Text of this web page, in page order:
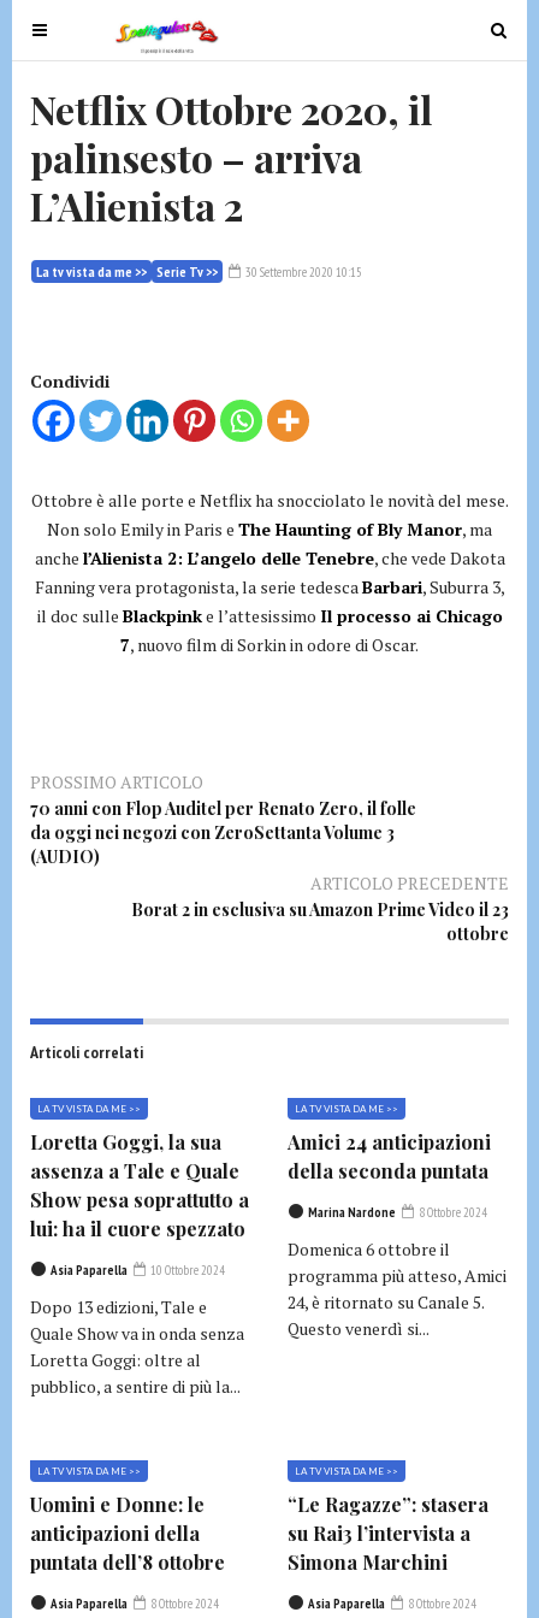
T
o
g
e
n
v
i
t
o
T
o
Netflix Ottobre 2020, il
palinsesto – arriva
L’Alienista 2
La tv vista da me >> Serie Tv >> 30 Settembre 2020 10:15
Condividi
Ottobre è alle porte e Netflix ha snocciolato le novità del mese.
Non solo Emily in Paris e The Haunting of Bly Manor, ma
anche l’Alienista 2: L’angelo delle Tenebre, che vede Dakota
Fanning vera protagonista, la serie tedescaBarbari, Suburra 3,
il doc sulle Blackpinke l’attesissimo Il processo ai Chicago
7, nuovo film di Sorkin in odore di Oscar.
PROSSIMO ARTICOLO
70 anni con Flop Auditel per Renato Zero, il folle
da oggi nei negozi con ZeroSettanta Volume 3
(AUDIO)
ARTICOLO PRECEDENTE
Borat 2 in esclusiva su Amazon Prime Video il 23
ottobre
Articoli correlati
LA TV VISTA DA ME >>
Loretta Goggi, la sua
assenza a Tale e Quale
Show pesa soprattutto a
lui: ha il cuore spezzato
Asia Paparella 10 Ottobre 2024
Dopo 13 edizioni, Tale e
Quale Show va in onda senza
Loretta Goggi: oltre al
pubblico, a sentire di più la...
LA TV VISTA DA ME >>
Amici 24 anticipazioni
della seconda puntata
Marina Nardone 8 Ottobre 2024
Domenica 6 ottobre il
programma più atteso, Amici
24, è ritornato su Canale 5.
Questo venerdì si...
LA TV VISTA DA ME >>
Uomini e Donne: le
anticipazioni della
puntata dell’8 ottobre
Asia Paparella 8 Ottobre 2024
LA TV VISTA DA ME >>
“Le Ragazze”: stasera
su Rai3 l’intervista a
Simona Marchini
Asia Paparella 8 Ottobre 2024